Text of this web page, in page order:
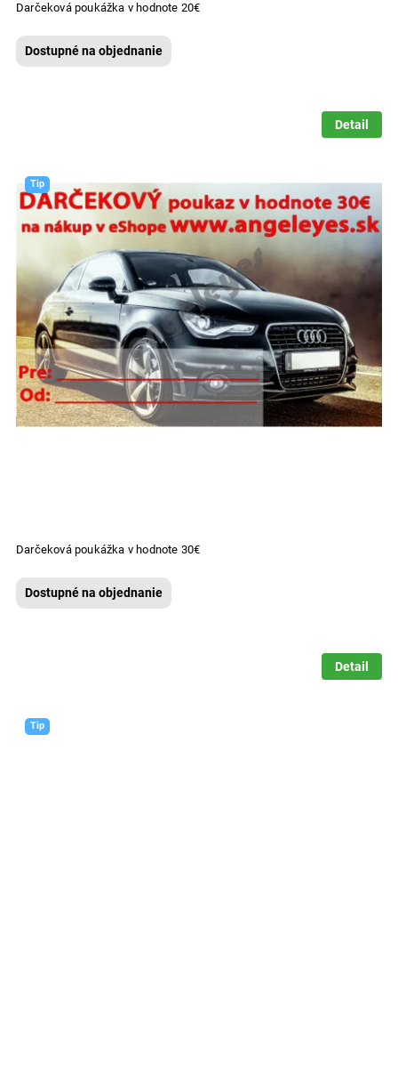
Darčeková poukážka v hodnote 20€
Dostupné na objednanie
Detail
Tip
Darčeková poukážka v hodnote 30€
Dostupné na objednanie
Detail
Tip